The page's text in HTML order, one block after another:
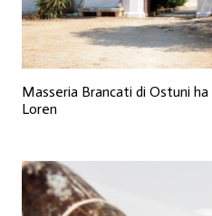
Masseria Brancati di Ostuni
Loren